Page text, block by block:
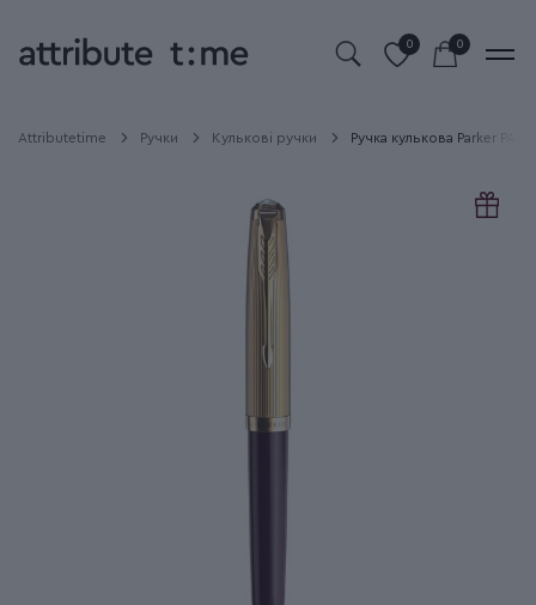
0 0
Attributetime Ручки Кулькові ручки Ручка кулькова Parker